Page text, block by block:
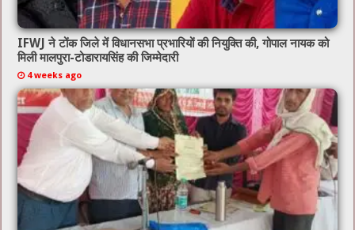
IFWJ ने टोंक जिले में विधानसभा प्रभारियों की नियुक्ति की, गोपाल नायक को
मिली मालपुरा-टोडारायसिंह की जिम्मेदारी
4 weeks ago